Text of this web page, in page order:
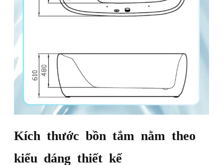
Kích thước bồn tắm nằm theo
kiểu dáng thiết kế